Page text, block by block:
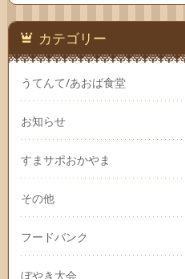
カテゴリー
うてんて/あおば食堂
お知らせ
すまサポおかやま
その他
フードバンク
ぼやき大会